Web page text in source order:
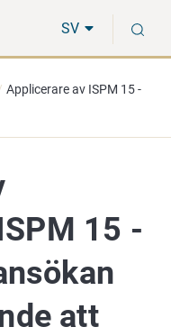
SV
Applicerare av ISPM 15 -
15 -
att